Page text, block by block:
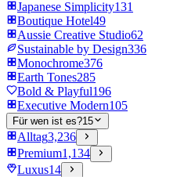
Japanese Simplicity131
Boutique Hotel49
Aussie Creative Studio62
Sustainable by Design336
Monochrome376
Earth Tones285
Bold & Playful196
Executive Modern105
Für wen ist es?15
Alltag3,236
Premium1,134
Luxus14